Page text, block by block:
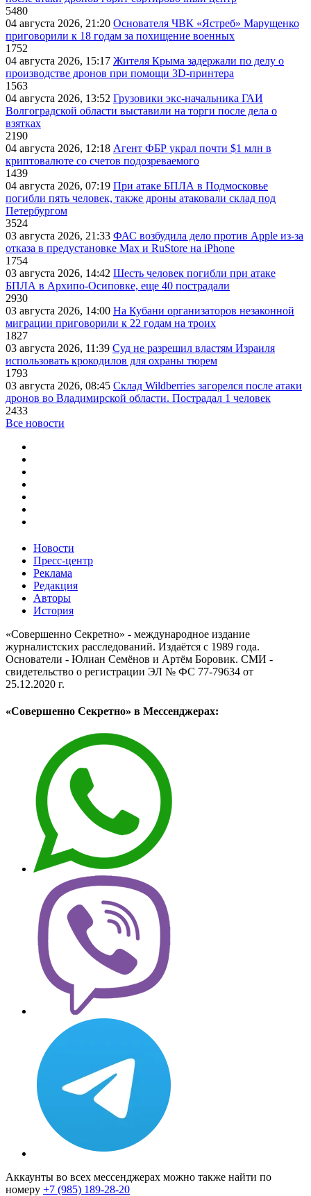
5480
04 августа 2026, 21:20 Основателя ЧВК «Ястреб» Марущенко
приговорили к 18 годам за похищение военных
1752
04 августа 2026, 15:17 Жителя Крыма задержали по делу о
производстве дронов при помощи 3D‑принтера
1563
04 августа 2026, 13:52 Грузовики экс-начальника ГАИ
Волгоградской области выставили на торги после дела о
взятках
2190
04 августа 2026, 12:18 Агент ФБР украл почти $1 млн в
криптовалюте со счетов подозреваемого
1439
04 августа 2026, 07:19 При атаке БПЛА в Подмосковье
погибли пять человек, также дроны атаковали склад под
Петербургом
3524
03 августа 2026, 21:33 ФАС возбудила дело против Apple из-за
отказа в предустановке Max и RuStore на iPhone
1754
03 августа 2026, 14:42 Шесть человек погибли при атаке
БПЛА в Архипо-Осиповке, еще 40 пострадали
2930
03 августа 2026, 14:00 На Кубани организаторов незаконной
миграции приговорили к 22 годам на троих
1827
03 августа 2026, 11:39 Суд не разрешил властям Израиля
использовать крокодилов для охраны тюрем
1793
03 августа 2026, 08:45 Склад Wildberries загорелся после атаки
дронов во Владимирской области. Пострадал 1 человек
2433
Все новости
Новости
Пресс-центр
Реклама
Редакция
Авторы
История
«Совершенно Секретно» - международное издание
журналистских расследований. Издаётся с 1989 года.
Основатели - Юлиан Семёнов и Артём Боровик. CМИ -
свидетельство о регистрации ЭЛ № ФС 77-79634 от
25.12.2020 г.
«Совершенно Секретно» в Мессенджерах:
Аккаунты во всех мессенджерах можно также найти по
номеру +7 (985) 189-28-20